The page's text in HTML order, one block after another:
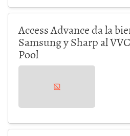
Access Advance da la
Samsung y Sharp al
Pool